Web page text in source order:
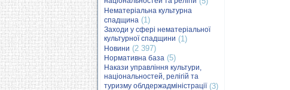
Нематеріальна культурна
спадщина (1)
Заходи у сфері нематеріальної
культурної спадщини (1)
Новини (2 397)
Нормативна база (5)
Накази управління культури,
національностей, релігій та
туризму облдержадміністрації(3)